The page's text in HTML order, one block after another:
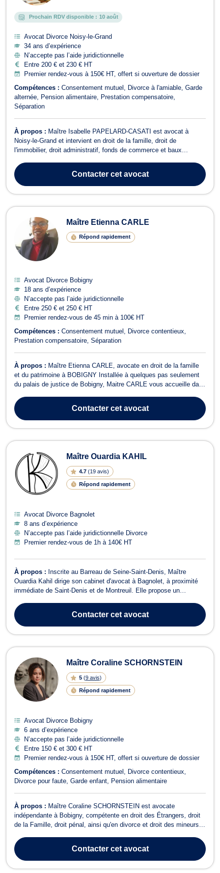
Prochain RDV disponible : 10 août
Avocat Divorce Noisy-le-Grand
34 ans d’expérience
N’accepte pas l’aide juridictionnelle
Entre 200 € et 230 € HT
Premier rendez-vous à 150€ HT, offert si ouverture de dossier
Compétences : Consentement mutuel Divorce à l'amiable Garde
alternée
Pension alimentaire
Prestation compensatoire
Séparation
À propos : Maître Isabelle PAPELARD-CASATI est avocat à
Noisy-le-Grand et intervient en droit de la famille, droit de
l'immobilier, droit administratif, fonds de commerce et baux
famille, à ce titre elle traite tout dossier relatif au divorce amiable
ou contentieux, aux séparati...
Contactercet avocat
Maître Etienna CARLE
Répond rapidement
Avocat Divorce Bobigny
18 ans d’expérience
N’accepte pas l’aide juridictionnelle
Entre 250 € et 250 € HT
Premier rendez-vous de 45 min à 100€ HT
Compétences : Consentement mutuel
Divorce contentieux
Prestation compensatoire Séparation
À propos : Maître Etienna CARLE, avocate en droit de la famille
et du patrimoine à BOBIGNY Installée à quelques pas seulement
du palais de justice de Bobigny, Maitre CARLE vous accueille dans
accompagnement rigoureux en droit familial et patrimonial. Forte
d'une solide, exp...
Contactercet avocat
Maître Ouardia KAHIL
4.7 (19 avis)
Répond rapidement
Avocat Divorce Bagnolet
8 ans d’expérience
N’accepte pas l’aide juridictionnelle Divorce
Premier rendez-vous de 1h à 140€ HT
À propos : Inscrite au Barreau de Seine-Saint-Denis, Maître
Ouardia Kahil dirige son cabinet d'avocat à Bagnolet, à proximité
immédiate de Saint-Denis et de Montreuil. Elle propose un
chefs d'entreprise, pour sécuriser leurs démarches juridiques et
assurer leur défense devant...
Contactercet avocat
Maître Coraline SCHORNSTEIN
5 (9 avis)
Répond rapidement
Avocat Divorce Bobigny
6 ans d’expérience
N’accepte pas l’aide juridictionnelle
Entre 150 € et 300 € HT
Premier rendez-vous à 150€ HT, offert si ouverture de dossier
Compétences : Consentement mutuel
Divorce contentieux
Divorce pour faute Garde enfant Pension alimentaire
À propos : Maître Coraline SCHORNSTEIN est avocate
indépendante à Bobigny, compétente en droit des Étrangers, droit
de la Famille, droit pénal, ainsi qu'en divorce et droit des mineurs.
du droit, Maître SCHORNSTEIN place le parcours de vie de
chacun de ses clients au cœur...
Contactercet avocat